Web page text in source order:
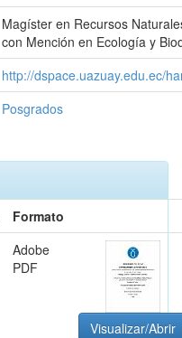
Magíster en Recursos
con Mención en Ecología y
http://dspace.uazuay.edu.ec/
Posgrados
Formato
Adobe
PDF
Visualizar/Abrir